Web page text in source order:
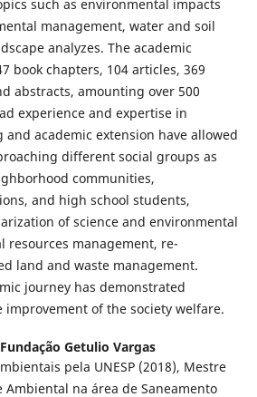
such as environmental impacts
management, water and soil
analyzes. The academic
book chapters, 104 articles, 369
abstracts, amounting over 500
experience and expertise in
academic extension have allowed
different social groups as
communities,
and high school students,
of science and environmental
resources management, re-
land and waste management.
journey has demonstrated
of the society welfare.
Fundação Getulio Vargas
pela UNESP (2018), Mestre
Ambiental na área de Saneamento